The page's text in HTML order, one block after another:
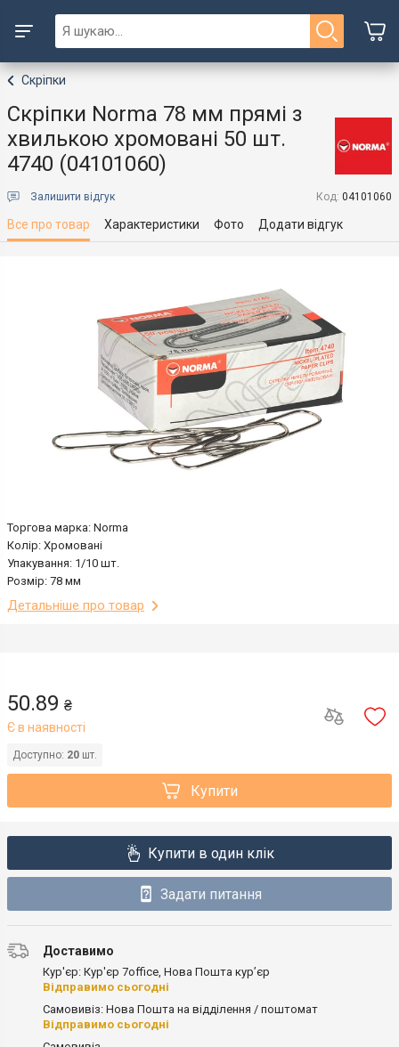
Скріпки
Скріпки Norma 78 мм прямі з
хвилькою хромовані 50 шт.
4740 (04101060)
Залишити відгук Код: 04101060
Все про товар Характеристики Фото Додати відгук
Торгова марка: Norma
Колір: Хромовані
Упакування: 1/10 шт.
Розмір: 78 мм
Детальніше про товар
50.89 ₴
Є в наявності
Доступно: 20 шт.
Купити
Купити в один клік
Задати питання
Доставимо
Кур'єр: Кур'єр 7office, Нова Пошта кур’єр
Відправимо сьогодні
Самовивіз: Нова Пошта на відділення / поштомат
Відправимо сьогодні